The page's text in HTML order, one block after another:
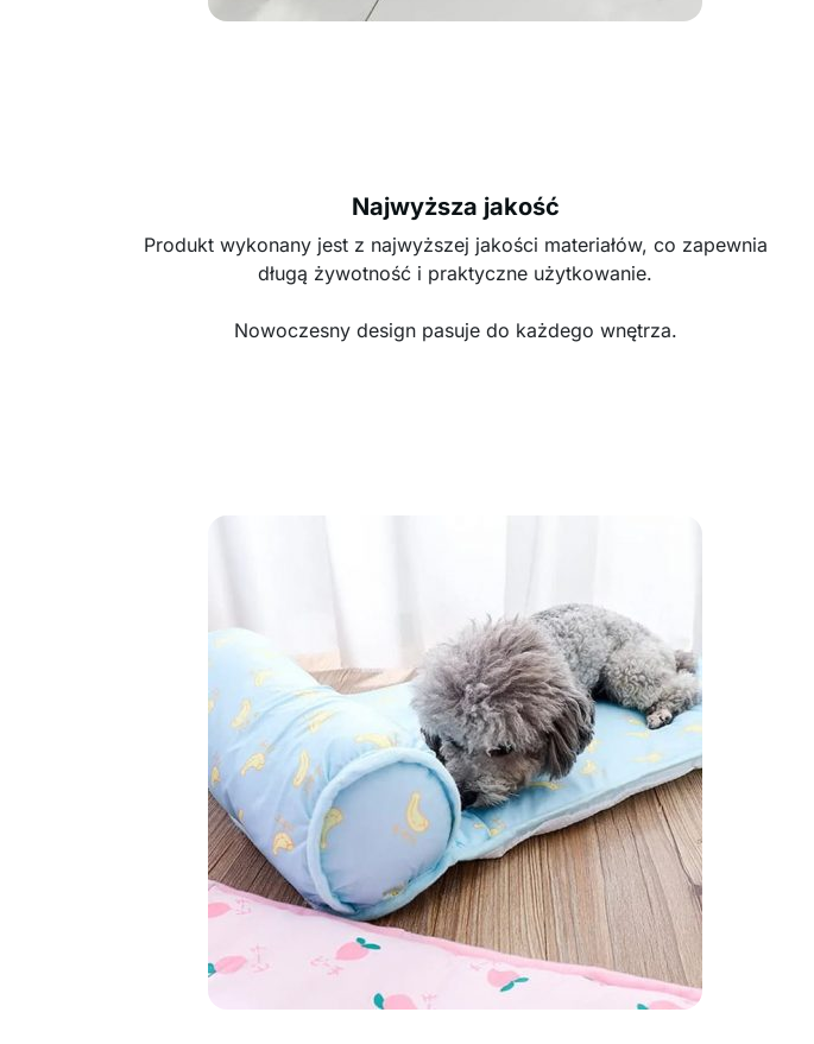
Najwyższa jakość
Produkt wykonany jest z najwyższej jakości materiałów, co zapewnia
długą żywotność i praktyczne użytkowanie.
Nowoczesny design pasuje do każdego wnętrza.